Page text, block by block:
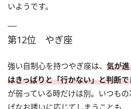
いようです。
第12位 やぎ座
強い自制心を持つやぎ座は、 気が
はきっぱりと「行かない」と判断
が弱っている時だけは別。いつも
げなお誘いに応じてしまうことも